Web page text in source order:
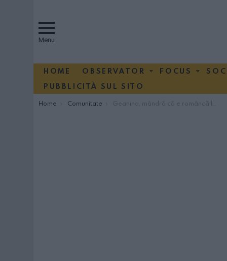
Menu
HOME OBSERVATOR FOCUS
PUBBLICITÀ SUL SITO
You are here:
Home Comunitate Geanina, mândră că e româncă la Napoli